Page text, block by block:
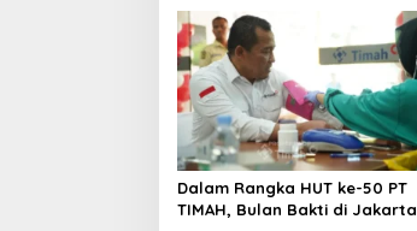
Dalam Rangka HUT ke-50 PT
TIMAH, Bulan Bakti di Jakarta